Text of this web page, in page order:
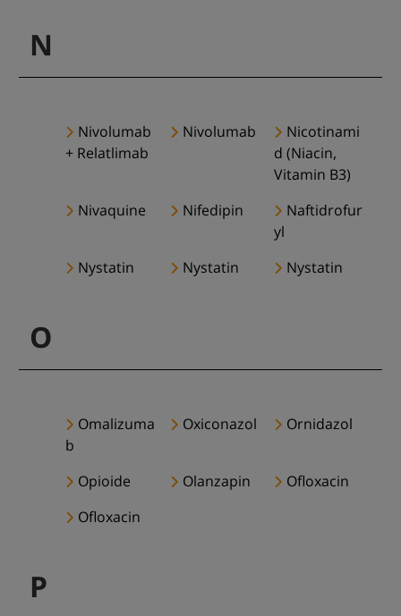
N
Nivolumab
+ Relatlimab
Nivolumab
Nicotinami
d (Niacin,
Vitamin B3)
Nivaquine
Nifedipin
Naftidrofur
yl
Nystatin
Nystatin Nystatin
O
Omalizuma
b
Oxiconazol Ornidazol
Opioide Olanzapin
Ofloxacin
Ofloxacin
P